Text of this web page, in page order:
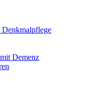
Demenz